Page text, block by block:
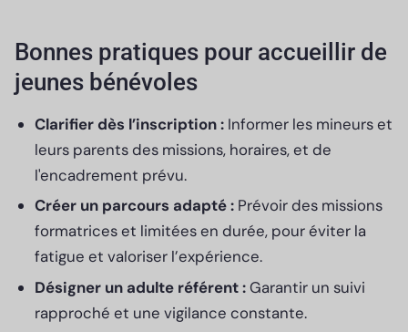
Bonnes pratiques pour accueillir de
jeunes bénévoles
Clarifier dès l’inscription : Informer les mineurs et
leurs parents des missions, horaires, et de
l'encadrement prévu.
Créer un parcours adapté : Prévoir des missions
formatrices et limitées en durée, pour éviter la
fatigue et valoriser l’expérience.
Désigner un adulte référent :Garantir un suivi
rapproché et une vigilance constante.